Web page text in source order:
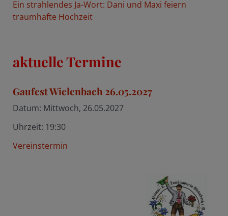
Ein strahlendes Ja-Wort: Dani und Maxi feiern
traumhafte Hochzeit
aktuelle Termine
Gaufest Wielenbach 26.05.2027
Datum: Mittwoch, 26.05.2027
Uhrzeit: 19:30
Vereinstermin